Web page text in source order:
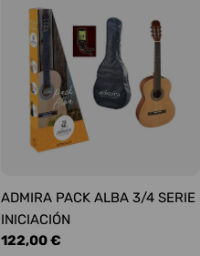
ADMIRA PACK ALBA 3/4 SERIE
INICIACIÓN
Precio
122,00 €